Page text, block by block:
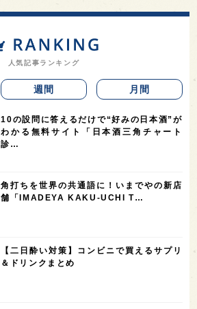
人気記事ランキング
週間 月間
10の設問に答えるだけで“好みの日本酒”が
わかる無料サイト「日本酒三角チャート
診…
角打ちを世界の共通語に！いまでやの新店
舗「IMADEYA KAKU-UCHI T…
【二日酔い対策】コンビニで買えるサプリ
＆ドリンクまとめ